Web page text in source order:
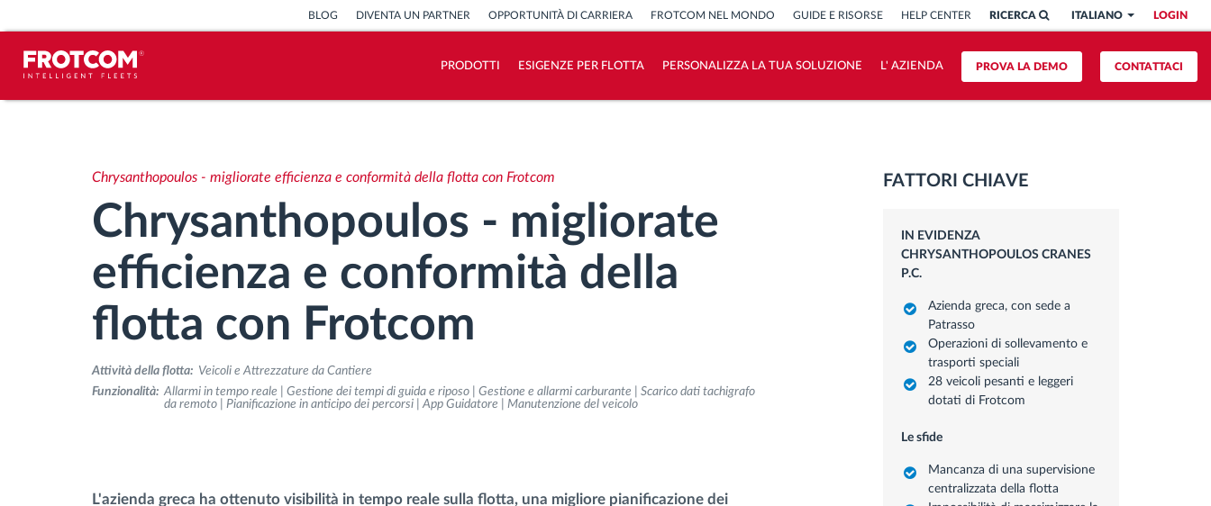
LOGIN
ITALIANO
RICERCA
BLOG DIVENTA UN PARTNER OPPORTUNITÀ DI CARRIERA FROTCOM NEL MONDO GUIDE E RISORSE HELP CENTER
CONTATTACI
PROVA LA DEMO
PRODOTTI ESIGENZE PER FLOTTA PERSONALIZZA LA TUA SOLUZIONE L' AZIENDA
Monitoraggio dei tempi di guida
Controllo accessi
Chrysanthopoulos - migliorate efficienza e conformità della flotta con Frotcom
Chrysanthopoulos - migliorate
efficienza e conformità della
flotta con Frotcom
Attività della flotta: Veicoli e Attrezzature da Cantiere
Funzionalità: Allarmi in tempo reale | Gestione dei tempi di guida e riposo | Gestione e allarmi carburante | Scarico dati tachigrafo
da remoto | Pianificazione in anticipo dei percorsi | App Guidatore | Manutenzione del veicolo
L'azienda greca ha ottenuto visibilità in tempo reale sulla flotta, una migliore pianificazione dei
FATTORI CHIAVE
IN EVIDENZA
CHRYSANTHOPOULOS CRANES
P.C.
Azienda greca, con sede a
Patrasso
Operazioni di sollevamento e
trasporti speciali
28 veicoli pesanti e leggeri
dotati di Frotcom
Le sfide
Mancanza di una supervisione
centralizzata della flotta